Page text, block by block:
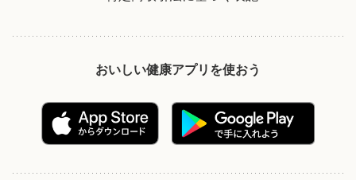
おいしい健康アプリを使おう